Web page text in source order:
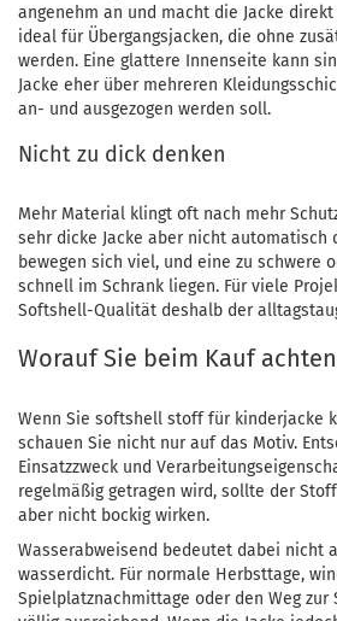
angenehm an und macht die Jacke
ideal für Übergangsjacken, die ohne
werden. Eine glattere Innenseite kann
Jacke eher über mehreren
an- und ausgezogen werden soll.
Nicht zu dick denken
Mehr Material klingt oft nach mehr
sehr dicke Jacke aber nicht automatisch
bewegen sich viel, und eine zu schwere
schnell im Schrank liegen. Für viele
Softshell-Qualität deshalb der
Worauf Sie beim Kauf
Wenn Sie softshell stoff für kinderjacke
schauen Sie nicht nur auf das Motiv.
Einsatzzweck und
regelmäßig getragen wird, sollte der
aber nicht bockig wirken.
Wasserabweisend bedeutet dabei nicht
wasserdicht. Für normale Herbsttage,
Spielplatznachmittage oder den Weg